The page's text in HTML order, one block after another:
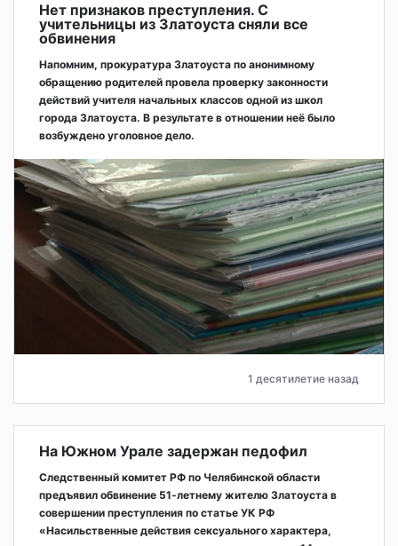
Нет признаков преступления. С
учительницы из Златоуста сняли все
обвинения
Напомним, прокуратура Златоуста по анонимному
обращению родителей провела проверку законности
действий учителя начальных классов одной из школ
города Златоуста. В результате в отношении неё было
возбуждено уголовное дело.
1 десятилетие назад
На Южном Урале задержан педофил
Следственный комитет РФ по Челябинской области
предъявил обвинение 51-летнему жителю Златоуста в
совершении преступления по статье УК РФ
«Насильственные действия сексуального характера,